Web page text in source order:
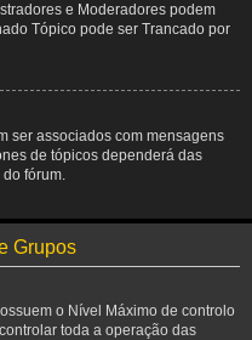
e Moderadores podem
Tópico pode ser Trancado por
ser associados com mensagens
de tópicos dependerá das
fórum.
Grupos
o Nível Máximo de controlo
toda a operação das